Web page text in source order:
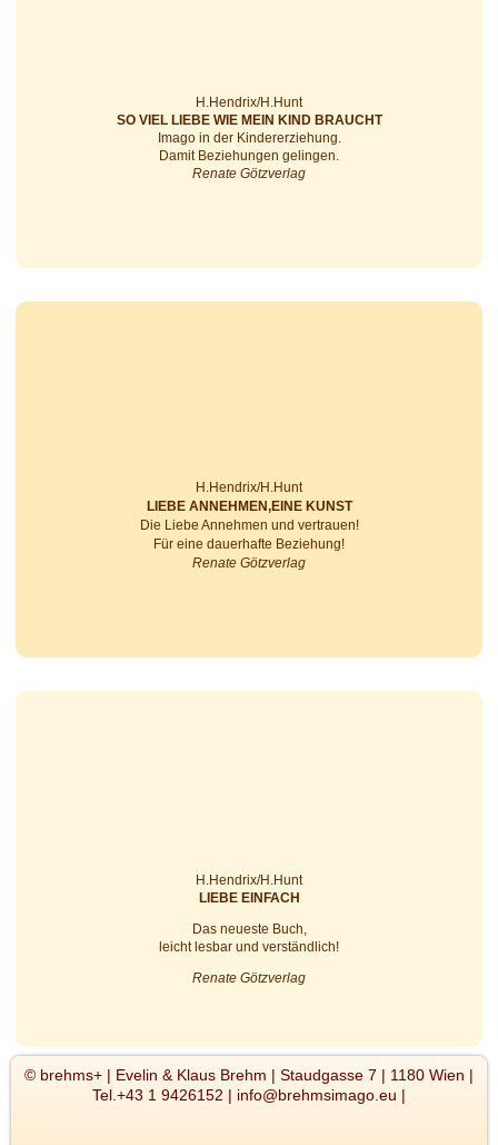
H.Hendrix/H.Hunt
SO VIEL LIEBE WIE MEIN KIND BRAUCHT
Imago in der Kindererziehung.
Damit Beziehungen gelingen.
Renate Götzverlag
H.Hendrix/H.Hunt
LIEBE ANNEHMEN,EINE KUNST
Die Liebe Annehmen und vertrauen!
Für eine dau­er­haf­te Beziehung!
Renate Götzverlag
H.Hendrix/H.Hunt
LIEBE EINFACH
Das neu­es­te Buch,
leicht les­bar und verständlich!
Renate Götzverlag
© brehms+ | Evelin & Klaus Brehm | Staudgasse 7 | 1180 Wien |
Tel.+43 1 9426152 | info@brehmsimago.eu |